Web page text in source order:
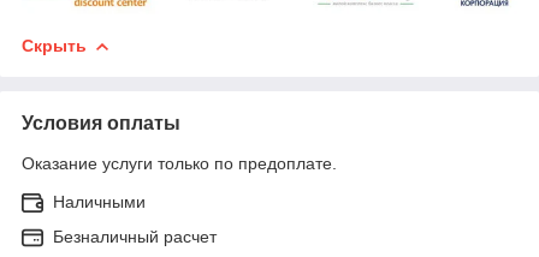
Скрыть
Условия оплаты
Оказание услуги только по предоплате.
Наличными
Безналичный расчет